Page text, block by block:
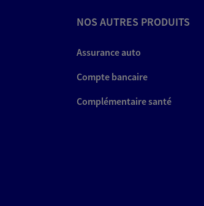
NOS AUTRES PRODUITS
Assurance auto
Compte bancaire
Complémentaire santé